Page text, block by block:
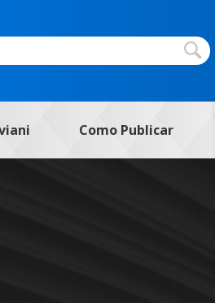
Como Publicar